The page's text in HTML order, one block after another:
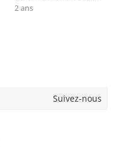
2 ans
Suivez-nous